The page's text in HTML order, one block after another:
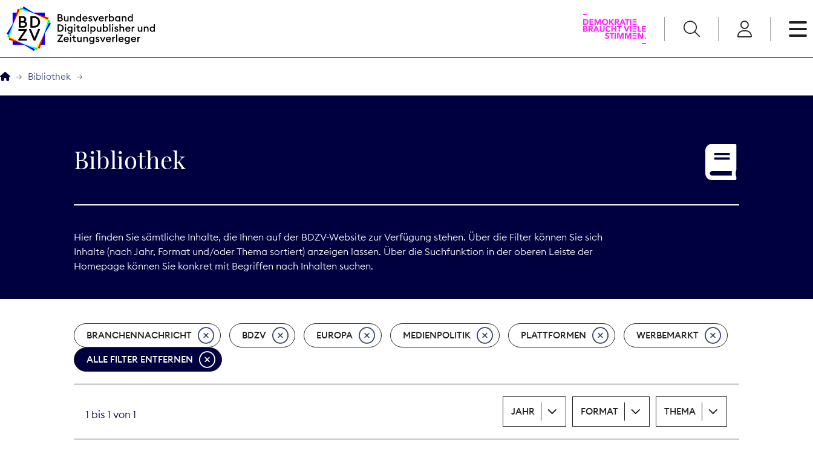
BDZVplus GmbH
Service
Print
Bibliothek
Bibliothek
Hier finden Sie sämtliche Inhalte, die Ihnen auf der BDZV-Website zur Verfügung stehen. Über die Filter können Sie sich
Inhalte (nach Jahr, Format und/oder Thema sortiert) anzeigen lassen. Über die Suchfunktion in der oberen Leiste der
Homepage können Sie konkret mit Begriffen nach Inhalten suchen.
BRANCHENNACHRICHT BDZV EUROPA MEDIENPOLITIK PLATTFORMEN WERBEMARKT
ALLE FILTER ENTFERNEN
1 bis 1 von 1 JAHR FORMAT THEMA